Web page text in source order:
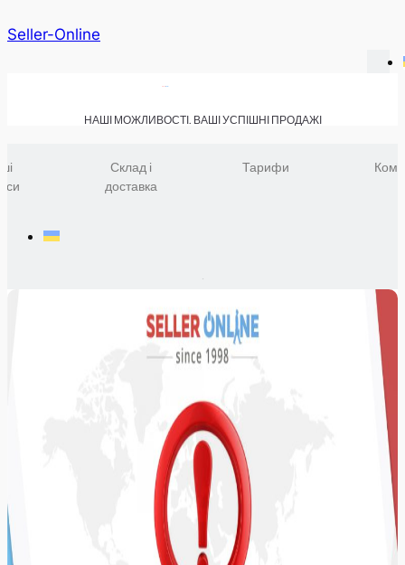
Seller-Online
НАШІ МОЖЛИВОСТІ. ВАШІ УСПІШНІ ПРОДАЖІ
Склад і
доставка
Тарифи